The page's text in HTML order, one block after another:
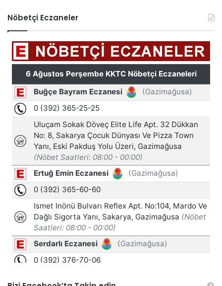
Nöbetçi Eczaneler